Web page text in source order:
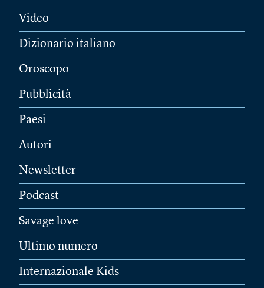
Video
Dizionario italiano
Oroscopo
Pubblicità
Paesi
Autori
Newsletter
Podcast
Savage love
Ultimo numero
Internazionale Kids